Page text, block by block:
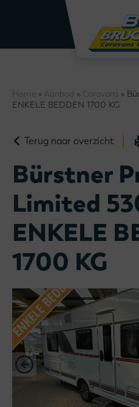
Home » Aanbod » Caravans »
ENKELE BEDDEN 1700 KG
Terug naar overzicht
Bürstner
Limited
ENKELE
1700 KG